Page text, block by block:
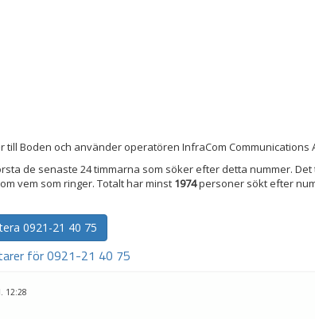
till Boden och använder operatören InfraCom Communications
de senaste 24 timmarna som söker efter detta nummer.
vem som ringer. Totalt har minst 1974personer sökt efter
0921-21 40 75
för 0921-21 40 75
12:28